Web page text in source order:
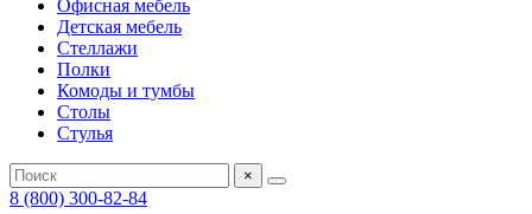
Офисная мебель
Детская мебель
Стеллажи
Полки
Комоды и тумбы
Столы
Стулья
×
8 (800) 300-82-84